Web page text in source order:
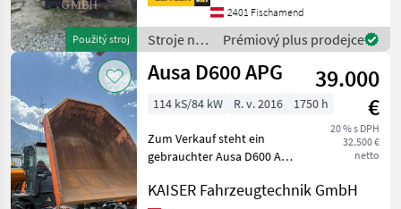
Použitý stroj
2401 Fischamend
Stroje na
stavbu /
CAT
Prémiový plus prodejce
Ausa D600 APG
39.000
€
20 % s DPH
32.500 €
netto
114 kS/84 kW R. v. 2016 1750 h
Zum Verkauf steht ein
gebrauchter Ausa D600 APG
Kabine mit Heizung
KAISER Fahrzeugtechnik GmbH